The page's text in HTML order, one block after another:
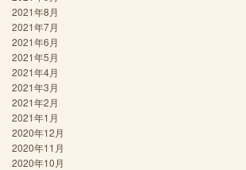
2021年8月
2021年7月
2021年6月
2021年5月
2021年4月
2021年3月
2021年2月
2021年1月
2020年12月
2020年11月
2020年10月